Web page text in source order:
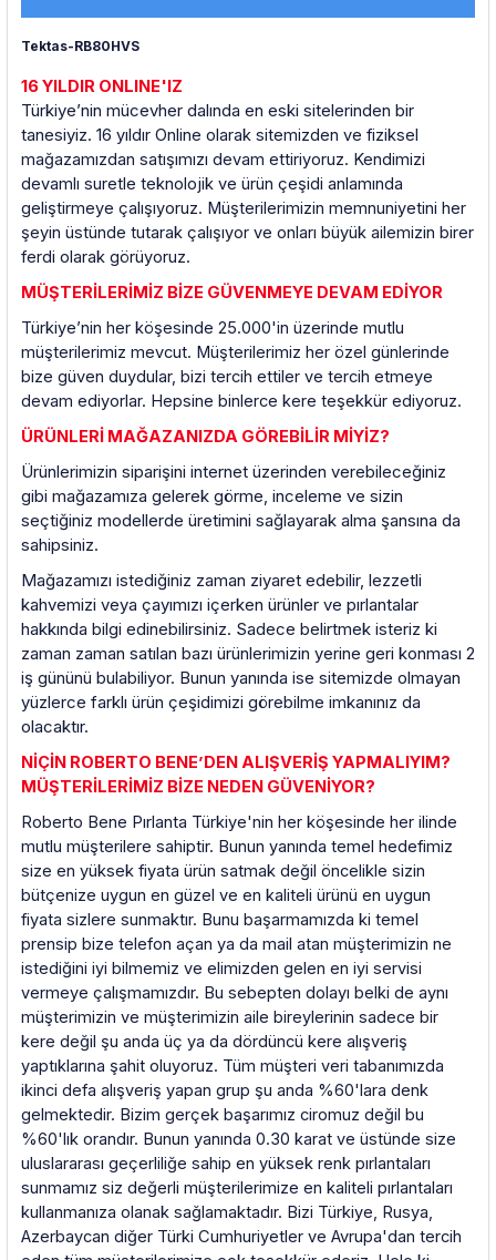
Tektas-RB80HVS
16 YILDIR ONLINE'IZ
Türkiye’nin mücevher dalında en eski sitelerinden bir
tanesiyiz. 16 yıldır Online olarak sitemizden ve fiziksel
mağazamızdan satışımızı devam ettiriyoruz. Kendimizi
devamlı suretle teknolojik ve ürün çeşidi anlamında
geliştirmeye çalışıyoruz. Müşterilerimizin memnuniyetini her
şeyin üstünde tutarak çalışıyor ve onları büyük ailemizin birer
ferdi olarak görüyoruz.
MÜŞTERİLERİMİZ BİZE GÜVENMEYE DEVAM EDİYOR
Türkiye’nin her köşesinde 25.000'in üzerinde mutlu
müşterilerimiz mevcut. Müşterilerimiz her özel günlerinde
bize güven duydular, bizi tercih ettiler ve tercih etmeye
devam ediyorlar. Hepsine binlerce kere teşekkür ediyoruz.
ÜRÜNLERİ MAĞAZANIZDA GÖREBİLİR MİYİZ?
Ürünlerimizin siparişini internet üzerinden verebileceğiniz
gibi mağazamıza gelerek görme, inceleme ve sizin
seçtiğiniz modellerde üretimini sağlayarak alma şansına da
sahipsiniz.
Mağazamızı istediğiniz zaman ziyaret edebilir, lezzetli
kahvemizi veya çayımızı içerken ürünler ve pırlantalar
hakkında bilgi edinebilirsiniz. Sadece belirtmek isteriz ki
zaman zaman satılan bazı ürünlerimizin yerine geri konması 2
iş gününü bulabiliyor. Bunun yanında ise sitemizde olmayan
yüzlerce farklı ürün çeşidimizi görebilme imkanınız da
olacaktır.
NİÇİN ROBERTO BENE’DEN ALIŞVERİŞ YAPMALIYIM?
MÜŞTERİLERİMİZ BİZE NEDEN GÜVENİYOR?
Roberto Bene Pırlanta Türkiye'nin her köşesinde her ilinde
mutlu müşterilere sahiptir. Bunun yanında temel hedefimiz
size en yüksek fiyata ürün satmak değil öncelikle sizin
bütçenize uygun en güzel ve en kaliteli ürünü en uygun
fiyata sizlere sunmaktır. Bunu başarmamızda ki temel
prensip bize telefon açan ya da mail atan müşterimizin ne
istediğini iyi bilmemiz ve elimizden gelen en iyi servisi
vermeye çalışmamızdır. Bu sebepten dolayı belki de aynı
müşterimizin ve müşterimizin aile bireylerinin sadece bir
kere değil şu anda üç ya da dördüncü kere alışveriş
yaptıklarına şahit oluyoruz. Tüm müşteri veri tabanımızda
ikinci defa alışveriş yapan grup şu anda %60'lara denk
gelmektedir. Bizim gerçek başarımız ciromuz değil bu
%60'lık orandır. Bunun yanında 0.30 karat ve üstünde size
uluslararası geçerliliğe sahip en yüksek renk pırlantaları
sunmamız siz değerli müşterilerimize en kaliteli pırlantaları
kullanmanıza olanak sağlamaktadır. Bizi Türkiye, Rusya,
Azerbaycan diğer Türki Cumhuriyetler ve Avrupa'dan tercih